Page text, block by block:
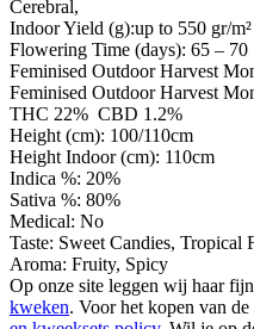
Cerebral,
Indoor Yield (g):up to 550 gr/m²
Flowering Time (days): 65 – 70
Feminised Outdoor Harvest
Feminised Outdoor Harvest
THC 22% CBD 1.2%
Height (cm): 100/110cm
Height Indoor (cm): 110cm
Indica %: 20%
Sativa %: 80%
Medical: No
Taste: Sweet Candies, Tropical
Aroma: Fruity, Spicy
Op onze site leggen wij haar
kweken. Voor het kopen van